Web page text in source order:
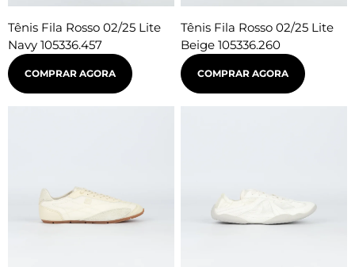
Tênis Fila Rosso 02/25 Lite
Navy 105336.457
COMPRAR AGORA
Tênis Fila Rosso 02/25 Lite
Beige 105336.260
COMPRAR AGORA